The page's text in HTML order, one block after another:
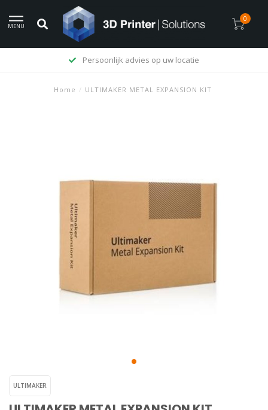
MENU
0
Persoonlijk advies op uw locatie
Home / ULTIMAKER METAL EXPANSION KIT
ULTIMAKER